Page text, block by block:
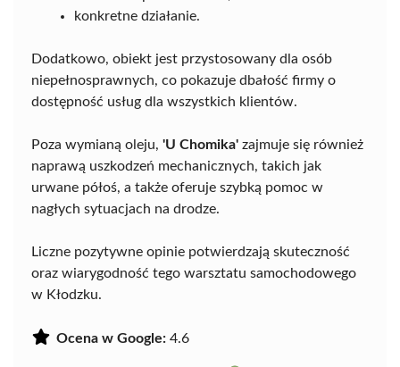
konkretne działanie.
Dodatkowo, obiekt jest przystosowany dla osób
niepełnosprawnych, co pokazuje dbałość firmy o
dostępność usług dla wszystkich klientów.
Poza wymianą oleju, 'U Chomika' zajmuje się również
naprawą uszkodzeń mechanicznych, takich jak
urwane półoś, a także oferuje szybką pomoc w
nagłych sytuacjach na drodze.
Liczne pozytywne opinie potwierdzają skuteczność
oraz wiarygodność tego warsztatu samochodowego
w Kłodzku.
Ocena w Google: 4.6